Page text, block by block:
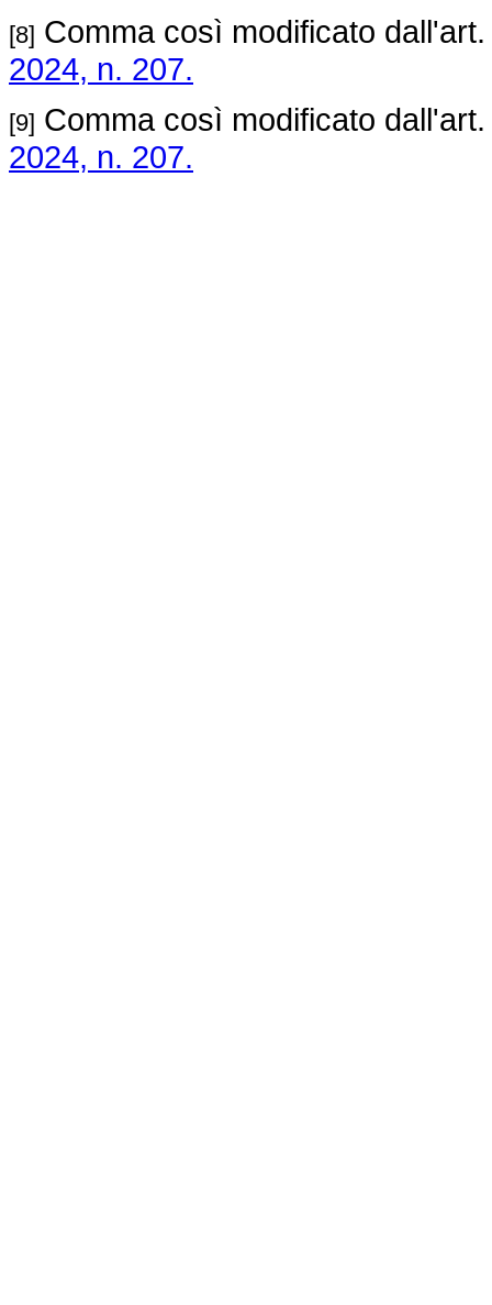
[8] Comma così modificato
2024, n. 207.
[9] Comma così modificato
2024, n. 207.